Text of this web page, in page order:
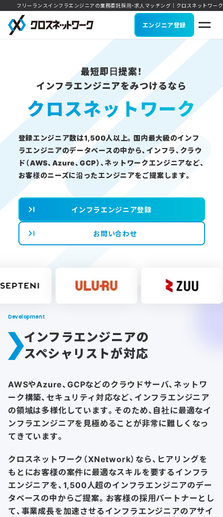
フリーランスインフラエンジニアの業務委託採用・求人マッチング｜クロスネットワーク
エンジニア登録
最短即日提案！
インフラエンジニアをみつけるなら
クロスネットワーク
登録エンジニア数は1,500人以上。 国内最大級のインフ
ラエンジニアのデータベースの中から、 インフラ、クラウ
ド（AWS、Azure、GCP）、ネットワークエンジニアなど、
お客様のニーズに沿ったエンジニアをご提案します。
インフラエンジニア登録
お問い合わせ
Development
インフラエンジニアの
スペシャリストが対応
AWSやAzure、GCPなどのクラウドサーバ、ネットワ
ーク構築、 セキュリティ対応など、インフラエンジニア
の領域は多様化しています。 そのため、自社に最適なイ
ンフラエンジニアを見極めることが非常に難しくなっ
てきています。
クロスネットワーク（XNetwork）なら、ヒアリングを
もとにお客様の案件に最適なスキルを要するインフラ
エンジニアを、1,500人超のインフラエンジニアのデー
タベースの中からご提案。 お客様の採用パートナーとし
て、事業成長を加速させるインフラエンジニアのアサイ